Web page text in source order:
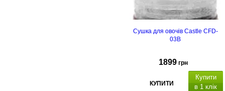
Сушка для овочів Castle CFD-
03B
1899 грн
КУПИТИ
Купити
в 1 клік